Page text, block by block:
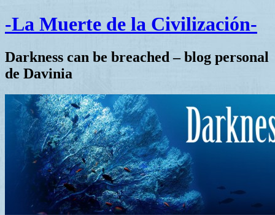
-La Muerte de la Civilización-
Darkness can be breached – blog personal
de Davinia